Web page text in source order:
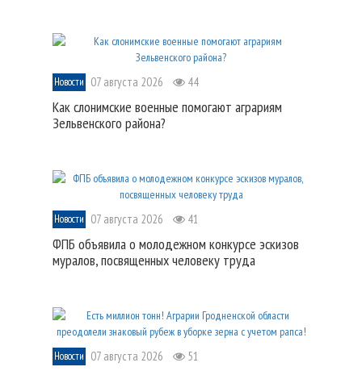
Новости 07 августа 2026 44
Как слонимские военные помогают аграриям
Зельвенского района?
Новости 07 августа 2026 41
ФПБ объявила о молодежном конкурсе эскизов
муралов, посвященных человеку труда
Новости 07 августа 2026 51